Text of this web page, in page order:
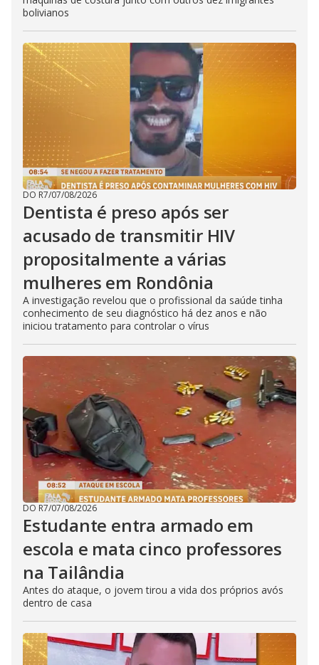
bolivianos
DO R7/07/08/2026
Dentista é preso após ser
acusado de transmitir HIV
propositalmente a várias
mulheres em Rondônia
A investigação revelou que o profissional da saúde tinha
conhecimento de seu diagnóstico há dez anos e não
iniciou tratamento para controlar o vírus
DO R7/07/08/2026
Estudante entra armado em
escola e mata cinco professores
na Tailândia
Antes do ataque, o jovem tirou a vida dos próprios avós
dentro de casa